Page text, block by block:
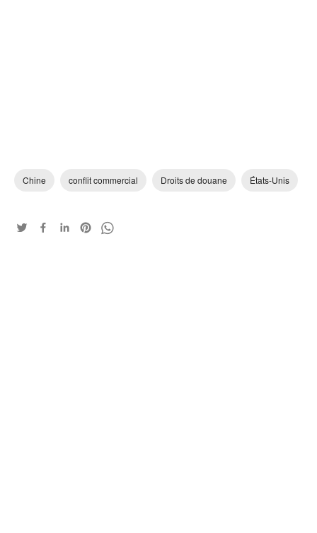
Chine conflit commercial Droits de douane États-Unis